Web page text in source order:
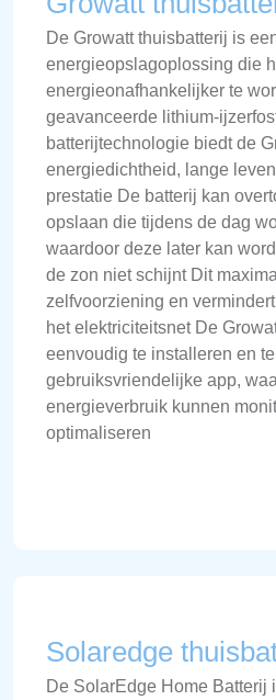
De Growatt thuisbatterij is
energieopslagoplossing die
energieonafhankelijker te
geavanceerde lithium-
batterijtechnologie biedt de
energiedichtheid, lange
prestatie De batterij kan
opslaan die tijdens de dag
waardoor deze later kan
de zon niet schijnt Dit
zelfvoorziening en
het elektriciteitsnet De
eenvoudig te installeren en
gebruiksvriendelijke app,
energieverbruik kunnen
optimaliseren
Solaredge
De SolarEdge Home Batterij